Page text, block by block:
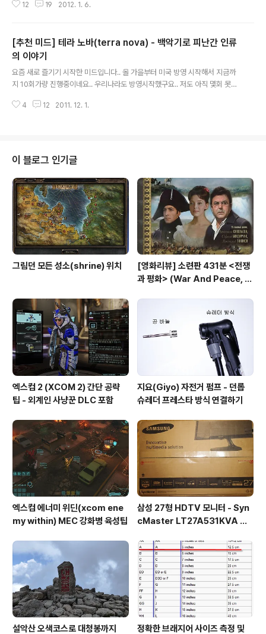
봉한 같은 원작의 작품입니다. 즉 스웨덴에서는 2009년에
나씩 리메이크 중인 밀레니엄 시리즈의 스웨덴판 첫번째
작품입니다. 스티그 라르손(Stieg Larsson) 원작소설 밀
레니엄 시리즈(The Millennium series)란... 1. 여자를
증오하는 남자들 (2005) : Män som hatar kvinnor
("Men Who Hate Women") - 영문 번역본이 "The Gi
rl with the..
12 19 2012. 1. 6.
[추천 미드] 테라 노바(terra nova) - 백악기로 피난간 인류
의 이야기
요즘 새로 즐기기 시작한 미드입니다.. 올 가을부터 미국 방영 시작해서 지금까
지 10회가량 진행중이네요.. 우리나라도 방영시작했구요.. 저도 아직 몇회 못봤
9년 인류는 멸종의 위기에 이릅니다.. 자세히는 나오지 않지만 환경오염이 가장
단을 조금씩 보네기 시작합니다.. 그곳 테라노바에서 새로운 삶을 시작합니다.
최첨단의 기술이 존재하지만 새로운 세상은 만만치 않습니다.. 반란군 비슷한
단..
4 12 2011. 12. 1.
이 블로그 인기글
그림던 모든 성소(shrine) 위치
[영화리뷰] 소련판 431분 <전쟁
과 평화> (War And Peace, 1
엑스컴 2 (XCOM 2) 간단 공략
팁 - 외계인 사냥꾼 DLC 포함
지요(Giyo) 자전거 펌프 - 던롭
슈레더 프레스타 방식 연결하기
엑스컴 에너미 위딘(xcom ene
my within) MEC 강화병 육성팁
삼성 27형 HDTV 모니터 - Syn
cMaster LT27A531KVA 사
설악산 오색코스로 대청봉까지 정확한 브래지어 사이즈 측정 및